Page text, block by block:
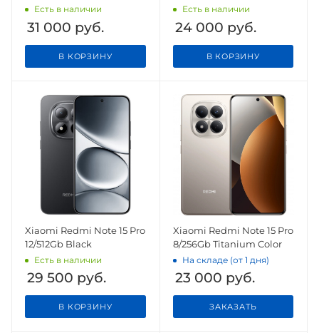
Есть в наличии
31 000 руб.
В КОРЗИНУ
Есть в наличии
24 000 руб.
В КОРЗИНУ
Xiaomi Redmi Note 15 Pro
12/512Gb Black
Есть в наличии
29 500 руб.
В КОРЗИНУ
Xiaomi Redmi Note 15 Pro
8/256Gb Titanium Color
На складе (от 1 дня)
23 000 руб.
ЗАКАЗАТЬ